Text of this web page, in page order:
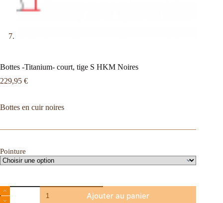
Bottes -Titanium- court, tige S HKM Noires
229,95 €
Bottes en cuir noires
Pointure
Ajouter au panier